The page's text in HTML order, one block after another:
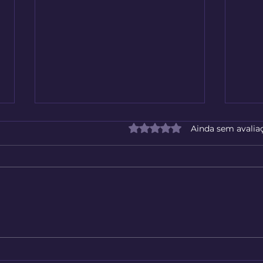
Planeta
Avaliado com 0 de 5
Ainda sem